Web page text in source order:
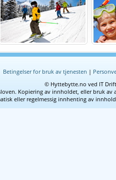
Betingelser for bruk av tjenesten |
© Hyttebytte.no ved IT
Kopiering av innholdet, eller bruk
eller regelmessig innhenting av